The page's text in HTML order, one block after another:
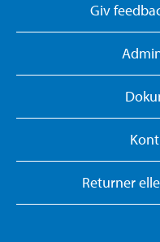
Giv
Returner